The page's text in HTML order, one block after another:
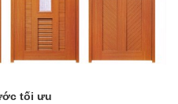
tối ưu